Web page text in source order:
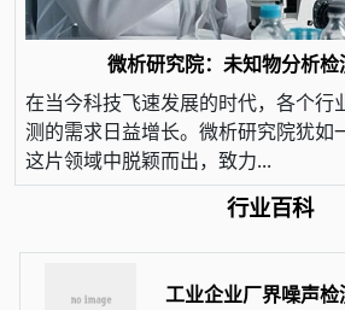
微析研究院：未知物分析
在当今科技飞速发展的时代，各个行
测的需求日益增长。微析研究院犹如
这片领域中脱颖而出，致力...
行业百科
工业企业厂界噪声